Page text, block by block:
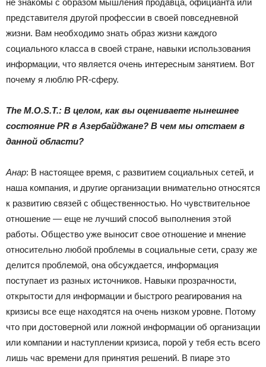
представителя другой профессии в своей повседневной
жизни. Вам необходимо знать образ жизни каждого
социального класса в своей стране, навыки использования
информации, что является очень интересным занятием. Вот
почему я люблю PR-сферу.
The M.O.S.T.: В целом, как вы оцениваете нынешнее
состояние PR в Азербайджане? В чем мы отстаем в
данной области?
Анар: В настоящее время, с развитием социальных сетей, и
наша компания, и другие организации внимательно относятся
к развитию связей с общественностью. Но чувствительное
отношение — еще не лучший способ выполнения этой
работы. Общество уже выносит свое отношение и мнение
относительно любой проблемы в социальные сети, сразу же
делится проблемой, она обсуждается, информация
поступает из разных источников. Навыки прозрачности,
открытости для информации и быстрого реагирования на
кризисы все еще находятся на очень низком уровне. Потому
что при достоверной или ложной информации об организации
или компании и наступлении кризиса, порой у тебя есть всего
лишь час времени для принятия решений. В пиаре это